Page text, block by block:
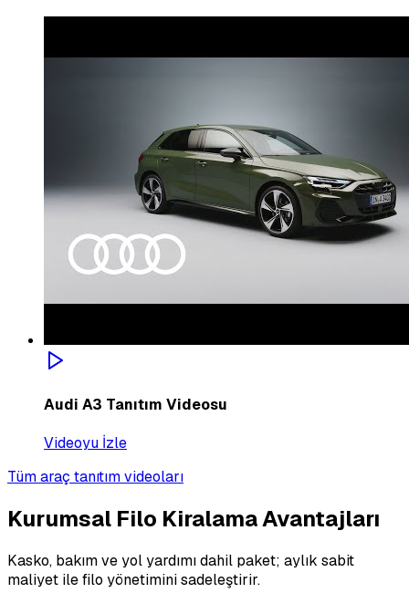
Audi A3 Tanıtım Videosu
Videoyu İzle
Tüm araç tanıtım videoları
Kurumsal Filo Kiralama Avantajları
Kasko, bakım ve yol yardımı dahil paket; aylık sabit
maliyet ile filo yönetimini sadeleştirir.